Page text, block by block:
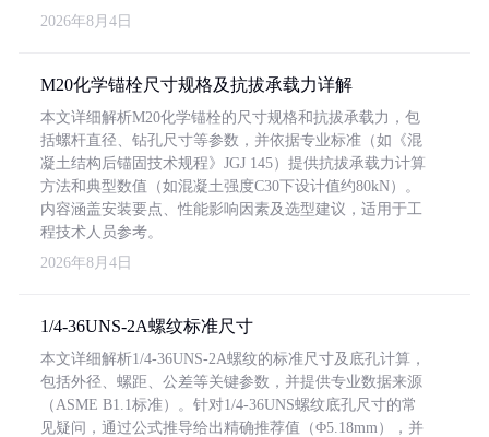
2026年8月4日
M20化学锚栓尺寸规格及抗拔承载力详解
本文详细解析M20化学锚栓的尺寸规格和抗拔承载力，包
括螺杆直径、钻孔尺寸等参数，并依据专业标准（如《混
凝土结构后锚固技术规程》JGJ 145）提供抗拔承载力计算
方法和典型数值（如混凝土强度C30下设计值约80kN）。
内容涵盖安装要点、性能影响因素及选型建议，适用于工
程技术人员参考。
2026年8月4日
1/4-36UNS-2A螺纹标准尺寸
本文详细解析1/4-36UNS-2A螺纹的标准尺寸及底孔计算，
包括外径、螺距、公差等关键参数，并提供专业数据来源
（ASME B1.1标准）。针对1/4-36UNS螺纹底孔尺寸的常
见疑问，通过公式推导给出精确推荐值（Φ5.18mm），并